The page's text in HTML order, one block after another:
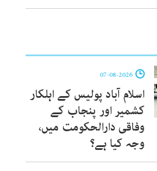
اسلام آباد پولیس کے اہلکار
کشمیر اور پنجاب کے
وفاقی دارالحکومت میں،
وجہ کیا ہے؟